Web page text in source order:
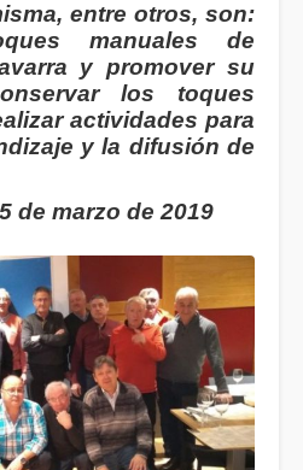
entre otros, son:
manuales de
y promover su
los toques
actividades para
y la difusión de
de marzo de 2019